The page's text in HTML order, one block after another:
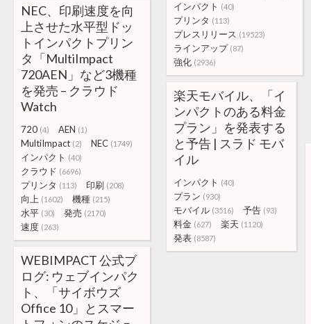
インパクト (40)
プリンタ (113)
プレスリリース (19523)
ラインアップ (87)
強化 (2936)
NEC、印刷速度を向
上させた水平型ドッ
トインパクトプリン
タ「MultiImpact
720AEN」など3機種
を発売 – クラウド
Watch
720 (4) AEN (1)
MultiImpact (2) NEC (1749)
インパクト (40)
クラウド (6696)
プリンタ (113) 印刷 (208)
向上 (1602) 機種 (215)
水平 (30) 発売 (2170)
速度 (263)
楽天モバイル、「イ
ンパクトのある料金
プラン」を発表する
と予告 | スラド モバ
イル
インパクト (40)
プラン (930)
モバイル (3516) 予告 (93)
料金 (627) 楽天 (1120)
発表 (8587)
WEBIMPACT 公式ブ
ログ: ウェブインパク
ト、「サイボウズ
Office 10」とスマー